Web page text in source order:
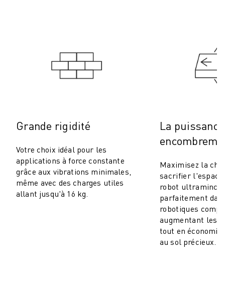
ROBOCUT MATÉRIEL
LOGICIEL ROBOCUT
ROBOCUT MAINTENANCE PRÉVENTIVE
DES SOLUTIONS D'USINE INTELLIGENTE POUR AMÉLIORER
TÉMOIGNAGES
SOLUTIONS
INDUSTRIES
TOUTES LES INDUSTRIES
Grande rigidité
Votre choix idéal pour les
applications à force constante
grâce aux vibrations minimales,
même avec des charges utiles
allant jusqu'à 16 kg.
La
Maximisez la
sacrifier l'espace
robot ultramince
parfaitement
robotiques
augmentant les
tout en
au sol précieux.